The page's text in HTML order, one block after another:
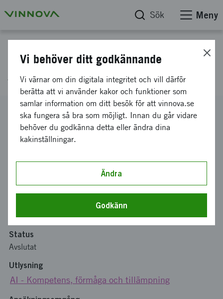
Sök Meny
AI för Life Cycle Management
Diarienummer
2020-00326
Koordinator
454 038 kronor
april 2020-mars 2021
Status
Avslutat
Utlysning
AI - Kompetens, förmåga och tillämpning
Vi behöver ditt godkännande
Vi värnar om din digitala integritet och vill därför
berätta att vi använder kakor och funktioner som
samlar information om ditt besök för att vinnova.se
ska fungera så bra som möjligt. Innan du går vidare
behöver du godkänna detta eller ändra dina
kakinställningar.
Ändra
Godkänn